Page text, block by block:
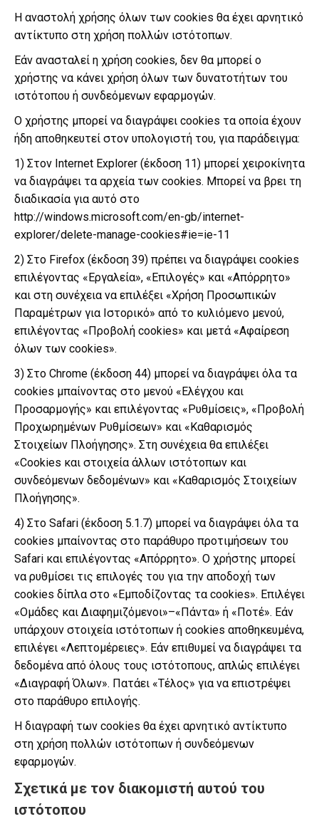
Η αναστολή χρήσης όλων των cookies θα έχει αρνητικό
αντίκτυπο στη χρήση πολλών ιστότοπων.
Εάν ανασταλεί η χρήση cookies, δεν θα μπορεί ο
χρήστης να κάνει χρήση όλων των δυνατοτήτων του
ιστότοπου ή συνδεόμενων εφαρμογών.
Ο χρήστης μπορεί να διαγράψει cookies τα οποία έχουν
ήδη αποθηκευτεί στον υπολογιστή του, για παράδειγμα:
1) Στον Internet Explorer (έκδοση 11) μπορεί χειροκίνητα
να διαγράψει τα αρχεία των cookies. Μπορεί να βρει τη
διαδικασία για αυτό στο
http://windows.microsoft.com/en-gb/internet-
explorer/delete-manage-cookies#ie=ie-11
2) Στο Firefox (έκδοση 39) πρέπει να διαγράψει cookies
επιλέγοντας «Εργαλεία», «Επιλογές» και «Απόρρητο»
και στη συνέχεια να επιλέξει «Χρήση Προσωπικών
Παραμέτρων για Ιστορικό» από το κυλιόμενο μενού,
επιλέγοντας «Προβολή cookies» και μετά «Αφαίρεση
όλων των cookies».
3) Στο Chrome (έκδοση 44) μπορεί να διαγράψει όλα τα
cookies μπαίνοντας στο μενού «Ελέγχου και
Προσαρμογής» και επιλέγοντας «Ρυθμίσεις», «Προβολή
Προχωρημένων Ρυθμίσεων» και «Καθαρισμός
Στοιχείων Πλοήγησης». Στη συνέχεια θα επιλέξει
«Cookies και στοιχεία άλλων ιστότοπων και
συνδεόμενων δεδομένων» και «Καθαρισμός Στοιχείων
Πλοήγησης».
4) Στο Safari (έκδοση 5.1.7) μπορεί να διαγράψει όλα τα
cookies μπαίνοντας στο παράθυρο προτιμήσεων του
Safari και επιλέγοντας «Απόρρητο». Ο χρήστης μπορεί
να ρυθμίσει τις επιλογές του για την αποδοχή των
cookies δίπλα στο «Εμποδίζοντας τα cookies». Επιλέγει
«Ομάδες και Διαφημιζόμενοι»–«Πάντα» ή «Ποτέ». Εάν
υπάρχουν στοιχεία ιστότοπων ή cookies αποθηκευμένα,
επιλέγει «Λεπτομέρειες». Εάν επιθυμεί να διαγράψει τα
δεδομένα από όλους τους ιστότοπους, απλώς επιλέγει
«Διαγραφή Όλων». Πατάει «Τέλος» για να επιστρέψει
στο παράθυρο επιλογής.
Η διαγραφή των cookies θα έχει αρνητικό αντίκτυπο
στη χρήση πολλών ιστότοπων ή συνδεόμενων
εφαρμογών.
Σχετικά με τον διακομιστή αυτού του
ιστότοπου